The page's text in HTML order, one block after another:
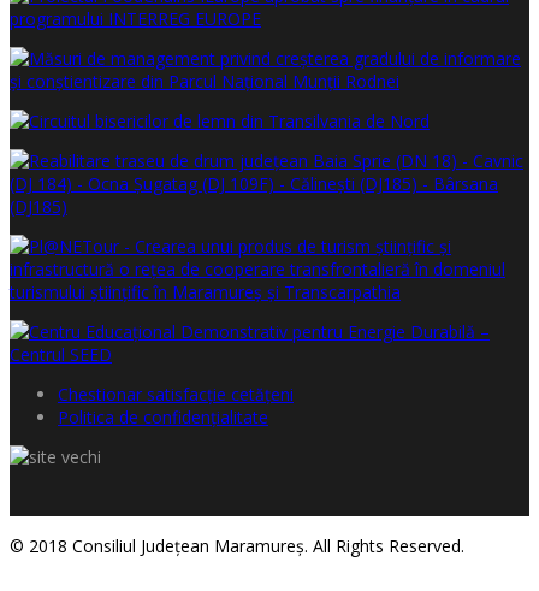
Chestionar satisfacţie cetăţeni
Politica de confidențialitate
© 2018 Consiliul Judeţean Maramureş. All Rights Reserved.